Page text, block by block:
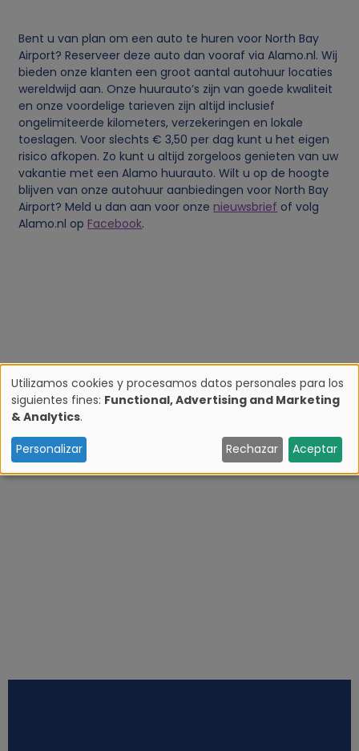
Bent u van plan om een auto te huren voor North Bay
Airport? Reserveer deze auto dan vooraf via Alamo.nl. Wij
bieden onze klanten een groot aantal autohuur locaties
wereldwijd aan. Onze huurauto’s zijn van goede kwaliteit
en onze voordelige tarieven zijn altijd inclusief
ongelimiteerde kilometers, verzekeringen en lokale
toeslagen. Voor slechts € 3,50 per dag kunt u het eigen
risico afkopen. Zo kunt u altijd zorgeloos genieten van uw
vakantie met een Alamo huurauto. Wilt u op de hoogte
blijven van onze autohuur aanbiedingen voor North Bay
Airport? Meld u dan aan voor onze nieuwsbrief of volg
Alamo.nl op Facebook.
U
s
o
t
Utilizamos cookies y procesamos datos personales para los
siguientes fines: Functional, Advertising and Marketing
& Analytics.
Personalizar Rechazar Aceptar